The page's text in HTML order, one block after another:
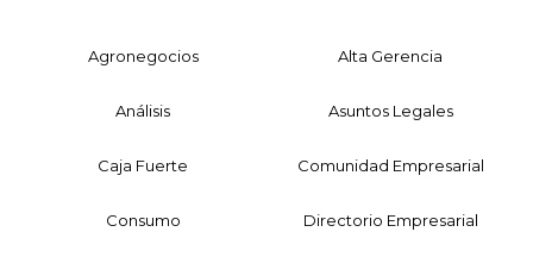
Agronegocios Alta Gerencia
Análisis Asuntos Legales
Caja Fuerte Comunidad Empresarial
Consumo Directorio Empresarial